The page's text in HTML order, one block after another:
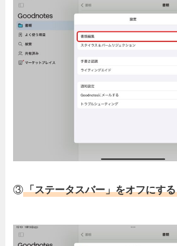
③「ステータスバー」をオフにする